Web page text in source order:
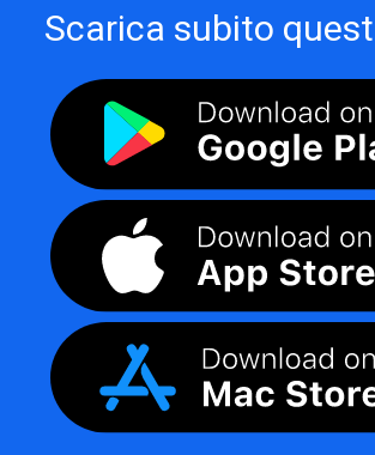
Scarica subito